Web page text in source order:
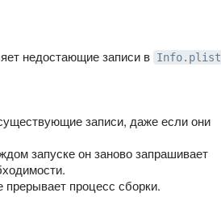
недостающие записи в Info.plist
записи, даже если они
запуске он заново запрашивает
процесс сборки.